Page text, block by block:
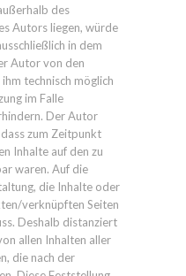
des
Autors liegen, würde
in dem
Autor von den
technisch möglich
im Falle
Der Autor
zum Zeitpunkt
Inhalte auf den zu
waren. Auf die
die Inhalte oder
verknüpften Seiten
Deshalb distanziert
allen Inhalten aller
die nach der